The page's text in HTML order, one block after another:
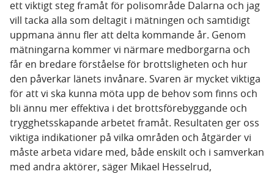
ett viktigt steg framåt för polisområde Dalarna och jag
vill tacka alla som deltagit i mätningen och samtidigt
uppmana ännu fler att delta kommande år. Genom
mätningarna kommer vi närmare medborgarna och
får en bredare förståelse för brottsligheten och hur
den påverkar länets invånare. Svaren är mycket viktiga
för att vi ska kunna möta upp de behov som finns och
bli ännu mer effektiva i det brottsförebyggande och
trygghetsskapande arbetet framåt. Resultaten ger oss
viktiga indikationer på vilka områden och åtgärder vi
måste arbeta vidare med, både enskilt och i samverkan
med andra aktörer, säger Mikael Hesselrud,